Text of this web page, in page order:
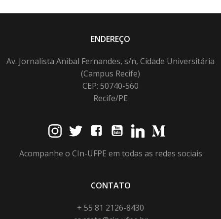
ENDEREÇO
Av. Jornalista Anibal Fernandes, s/n, Cidade Universitária
(Campus Recife)
CEP: 50740-560
Recife/PE
Acompanhe o CIn-UFPE em todas as redes sociais
CONTATO
+ 55 81 2126-8430